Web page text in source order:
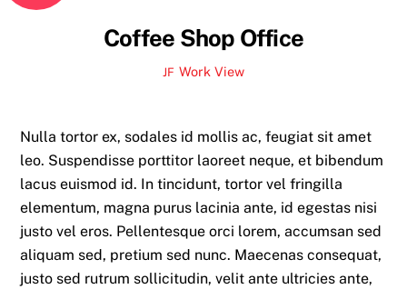
Coffee Shop Office
JF Work View
Nulla tortor ex, sodales id mollis ac, feugiat sit amet
leo. Suspendisse porttitor laoreet neque, et bibendum
lacus euismod id. In tincidunt, tortor vel fringilla
elementum, magna purus lacinia ante, id egestas nisi
justo vel eros. Pellentesque orci lorem, accumsan sed
aliquam sed, pretium sed nunc. Maecenas consequat,
justo sed rutrum sollicitudin, velit ante ultricies ante,